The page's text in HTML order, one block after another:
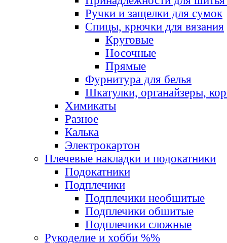
Ручки и защелки для сумок
Спицы, крючки для вязания
Круговые
Носочные
Прямые
Фурнитура для белья
Шкатулки, органайзеры,
Химикаты
Разное
Калька
Электрокартон
Плечевые накладки и подокатники
Подокатники
Подплечики
Подплечики необшитые
Подплечики обшитые
Подплечики сложные
Рукоделие и хобби %%